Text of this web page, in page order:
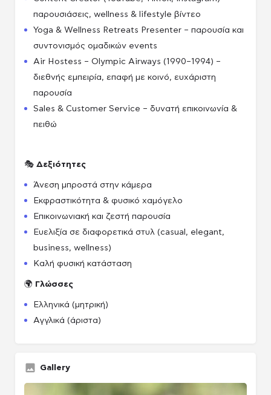
παρουσιάσεις, wellness & lifestyle βίντεο
Yoga & Wellness Retreats Presenter – παρουσία και
συντονισμός ομαδικών events
Air Hostess – Olympic Airways (1990–1994) –
διεθνής εμπειρία, επαφή με κοινό, ευχάριστη
παρουσία
Sales & Customer Service – δυνατή επικοινωνία &
πειθώ
🎭 Δεξιότητες
Άνεση μπροστά στην κάμερα
Εκφραστικότητα & φυσικό χαμόγελο
Επικοινωνιακή και ζεστή παρουσία
Ευελιξία σε διαφορετικά στυλ (casual, elegant,
business, wellness)
Καλή φυσική κατάσταση
🌍 Γλώσσες
Ελληνικά (μητρική)
Αγγλικά (άριστα)
Gallery